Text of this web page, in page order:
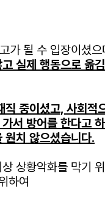
가 될 수 입장이셨
실제 행동으로 옮
중이셨고, 사회적
서 방어를 한다고
원치 않으셨습니다.
상황악화를 막기
하여